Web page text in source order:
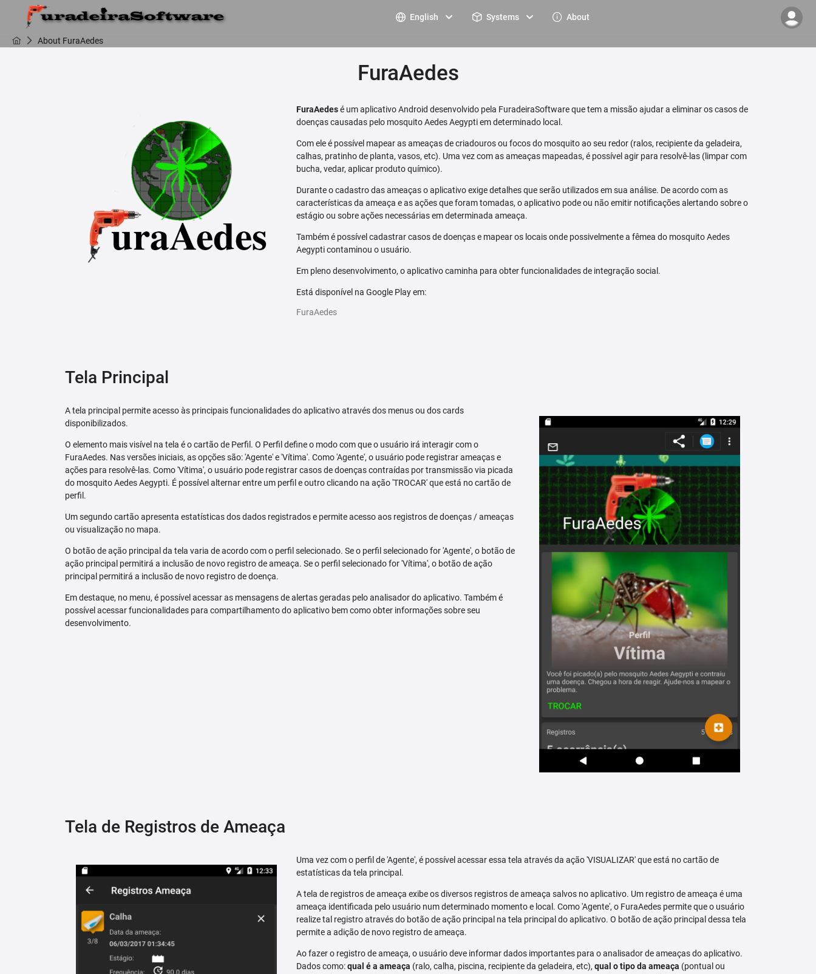
English Systems About
About FuraAedes
FuraAedes
FuraAedesé um aplicativo Android desenvolvido pela FuradeiraSoftware que tem a missão ajudar a eliminar os casos de
doenças causadas pelo mosquito Aedes Aegypti em determinado local.
Com ele é possível mapear as ameaças de criadouros ou focos do mosquito ao seu redor (ralos, recipiente da geladeira,
calhas, pratinho de planta, vasos, etc). Uma vez com as ameaças mapeadas, é possível agir para resolvê-las (limpar com
bucha, vedar, aplicar produto químico).
Durante o cadastro das ameaças o aplicativo exige detalhes que serão utilizados em sua análise. De acordo com as
características da ameaça e as ações que foram tomadas, o aplicativo pode ou não emitir notificações alertando sobre o
estágio ou sobre ações necessárias em determinada ameaça.
Também é possível cadastrar casos de doenças e mapear os locais onde possivelmente a fêmea do mosquito Aedes
Aegypti contaminou o usuário.
Em pleno desenvolvimento, o aplicativo caminha para obter funcionalidades de integração social.
Está disponível na Google Play em:
FuraAedes
Tela Principal
A tela principal permite acesso às principais funcionalidades do aplicativo através dos menus ou dos cards
disponibilizados.
O elemento mais visível na tela é o cartão de Perfil. O Perfil define o modo com que o usuário irá interagir com o
FuraAedes. Nas versões iniciais, as opções são: 'Agente' e 'Vítima'. Como 'Agente', o usuário pode registrar ameaças e
ações para resolvê-las. Como 'Vítima', o usuário pode registrar casos de doenças contraídas por transmissão via picada
do mosquito Aedes Aegypti. É possível alternar entre um perfil e outro clicando na ação 'TROCAR' que está no cartão de
perfil.
Um segundo cartão apresenta estatísticas dos dados registrados e permite acesso aos registros de doenças / ameaças
ou visualização no mapa.
O botão de ação principal da tela varia de acordo com o perfil selecionado. Se o perfil selecionado for 'Agente', o botão de
ação principal permitirá a inclusão de novo registro de ameaça. Se o perfil selecionado for 'Vítima', o botão de ação
principal permitirá a inclusão de novo registro de doença.
Em destaque, no menu, é possível acessar as mensagens de alertas geradas pelo analisador do aplicativo. Também é
possível acessar funcionalidades para compartilhamento do aplicativo bem como obter informações sobre seu
desenvolvimento.
Tela de Registros de Ameaça
Uma vez com o perfil de 'Agente', é possível acessar essa tela através da ação 'VISUALIZAR' que está no cartão de
estatísticas da tela principal.
A tela de registros de ameaça exibe os diversos registros de ameaça salvos no aplicativo. Um registro de ameaça é uma
ameaça identificada pelo usuário num determinado momento e local. Como 'Agente', o FuraAedes permite que o usuário
realize tal registro através do botão de ação principal na tela principal do aplicativo. O botão de ação principal dessa tela
permite a adição de novo registro de ameaça.
Ao fazer o registro de ameaça, o usuário deve informar dados importantes para o analisador de ameaças do aplicativo.
Dados como:qual é a ameaça (ralo, calha, piscina, recipiente da geladeira, etc),qual o tipo da ameaça (pontual ou